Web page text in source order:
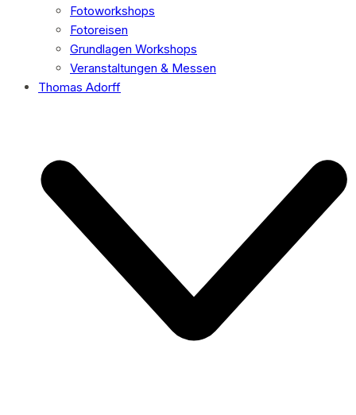
Fotoworkshops
Fotoreisen
Grundlagen Workshops
Veranstaltungen & Messen
Thomas Adorff